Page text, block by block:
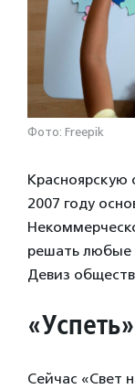
Фото: Freepik
Красноярскую
2007 году
решать любые
Девиз
«Успеть»
Сейчас «Свет